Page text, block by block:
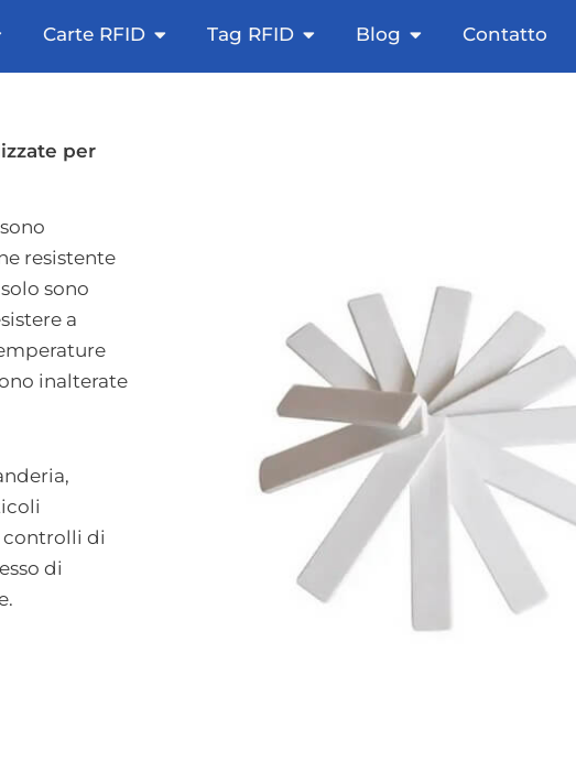
i tag NFC
Carte RFID Carte RFID aperte
Tag RFID Tag RFID aperti
Blog Blog aperto
Contatto
per
resistente
sono
a
inalterate
di
di